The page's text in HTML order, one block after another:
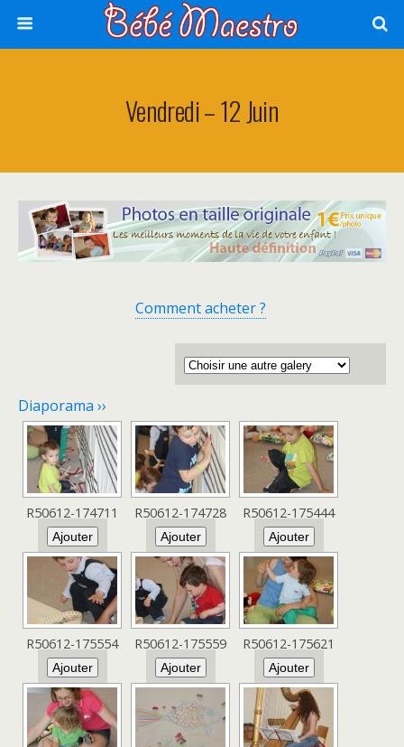
Vendredi – 12 Juin
Comment acheter ?
Diaporama ››
R50612-174711 R50612-174728 R50612-175444
R50612-175554 R50612-175559 R50612-175621